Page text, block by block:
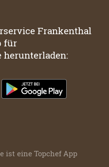
Frankenthal
für
herunterladen:
ist eine Topchef App